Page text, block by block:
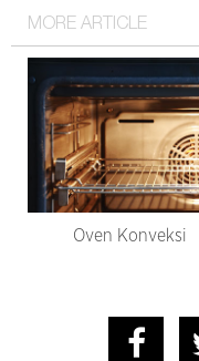
MORE ARTICLE
Oven Konveksi